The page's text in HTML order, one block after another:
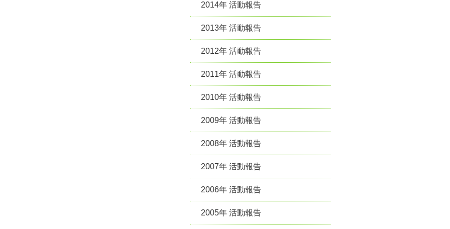
2014年 活動報告
2013年 活動報告
2012年 活動報告
2011年 活動報告
2010年 活動報告
2009年 活動報告
2008年 活動報告
2007年 活動報告
2006年 活動報告
2005年 活動報告